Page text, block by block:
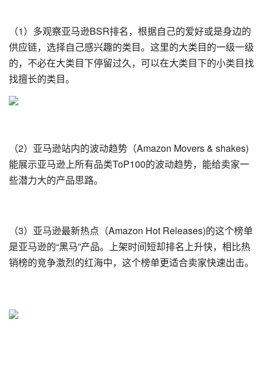
（1）多观察亚马逊BSR排名，根据自己的爱好或是身边的
供应链，选择自己感兴趣的类目。这里的大类目的一级一级
的，不必在大类目下停留过久，可以在大类目下的小类目找
找擅长的类目。
（2）亚马逊站内的波动趋势（Amazon Movers & shakes)
能展示亚马逊上所有品类ToP100的波动趋势，能给卖家一
些潜力大的产品思路。
（3）亚马逊最新热点（Amazon Hot Releases)的这个榜单
是亚马逊的“黑马”产品。上架时间短却排名上升快，相比热
销榜的竞争激烈的红海中，这个榜单更适合卖家快速出击。